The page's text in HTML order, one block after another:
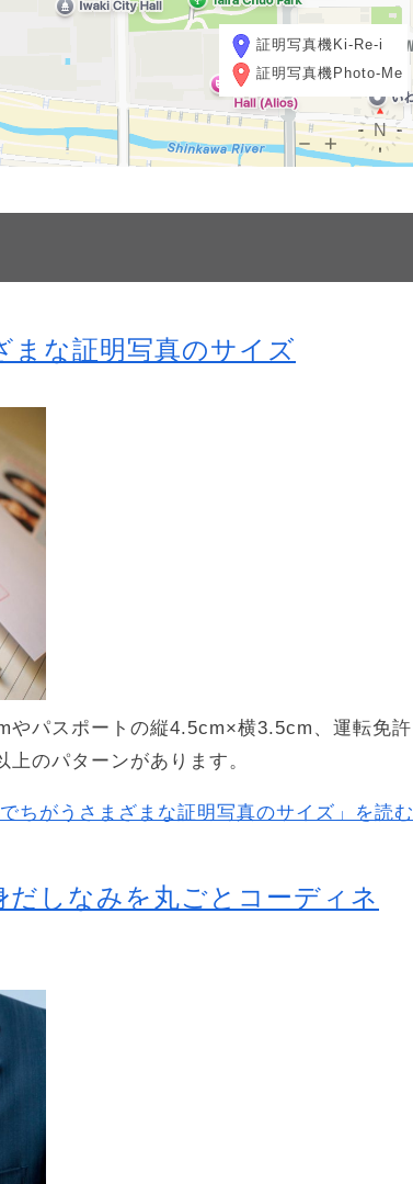
証明写真機Ki-Re-i
証明写真機Photo-Me
まな証明写真のサイズ
パスポートの縦4.5cm×横3.5cm、運転免許
のパターンがあります。
でちがうさまざまな証明写真のサイズ」を読む
しなみを丸ごとコーディネ